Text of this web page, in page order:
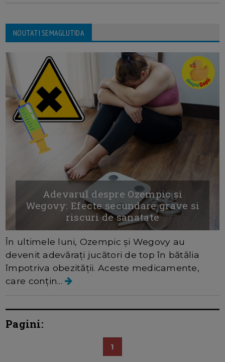
NOUTATI SEMAGLUTIDA
Adevarul despre Ozempic si
Wegovy: Efecte secundare grave si
riscuri de sanatate
În ultimele luni, Ozempic și Wegovy au
devenit adevărați jucători de top în bătălia
împotriva obezității. Aceste medicamente,
care conțin...
Pagini:
1